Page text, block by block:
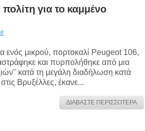
για το καμμένο
ενός μικρού, πορτοκαλί Peugeot 106,
και πυρπολήθηκε από μια
κατά τη μεγάλη διαδήλωση κατά
στις Βρυξέλλες, έκανε...
ΔΙΑΒΑΣΤΕ ΠΕΡΙΣΣΟΤΕΡΑ